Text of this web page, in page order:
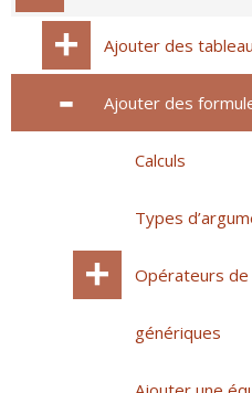
Ajouter des
Ajouter des
Calculs
Types
Opérateurs de
génériques